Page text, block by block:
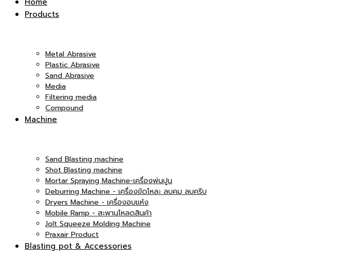
Products
Metal Abrasive
Plastic Abrasive
Sand Abrasive
Media
Filtering media
Compound
Machine
Sand Blasting machine
Shot Blasting machine
Mortar Spraying Machine-เครื่องพ่นปูน
Deburring Machine - เครื่องขัดโหละ ลบคม ลบครีบ
Dryers Machine - เครื่องอบแห้ง
Mobile Ramp - สะพานโหลดสินค้า
Jolt Squeeze Molding Machine
Praxair Product
Blasting pot & Accessories